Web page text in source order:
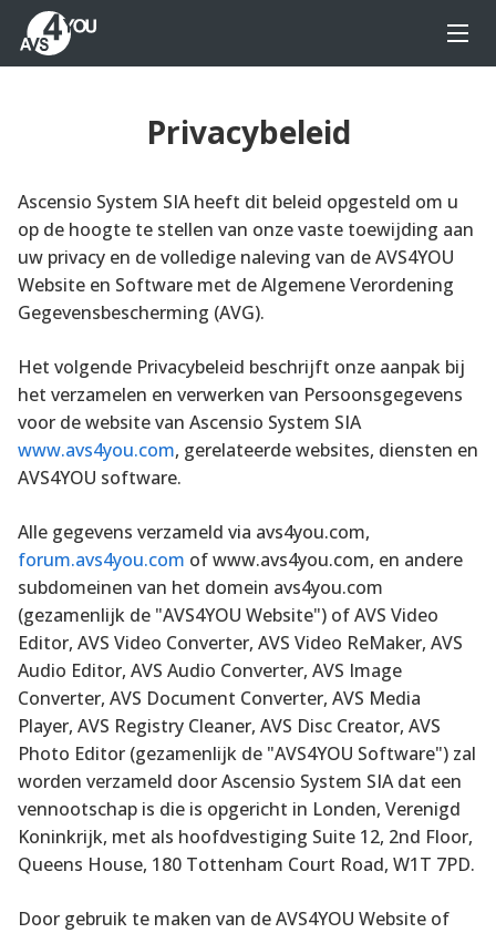
Privacybeleid
Ascensio System SIA heeft dit beleid opgesteld om u
op de hoogte te stellen van onze vaste toewijding aan
uw privacy en de volledige naleving van de AVS4YOU
Website en Software met de Algemene Verordening
Gegevensbescherming (AVG).
Het volgende Privacybeleid beschrijft onze aanpak bij
het verzamelen en verwerken van Persoonsgegevens
voor de website van Ascensio System SIA
www.avs4you.com, gerelateerde websites, diensten en
AVS4YOU software.
Alle gegevens verzameld via avs4you.com,
forum.avs4you.com ofwww.avs4you.com, en andere
subdomeinen van het domein avs4you.com
(gezamenlijk de "AVS4YOU Website") of AVS Video
Editor, AVS Video Converter, AVS Video ReMaker, AVS
Audio Editor, AVS Audio Converter, AVS Image
Converter, AVS Document Converter, AVS Media
Player, AVS Registry Cleaner, AVS Disc Creator, AVS
Photo Editor (gezamenlijk de "AVS4YOU Software") zal
worden verzameld door Ascensio System SIA dat een
vennootschap is die is opgericht in Londen, Verenigd
Koninkrijk, met als hoofdvestiging Suite 12, 2nd Floor,
Queens House, 180 Tottenham Court Road, W1T 7PD.
Door gebruik te maken van de AVS4YOU Website of